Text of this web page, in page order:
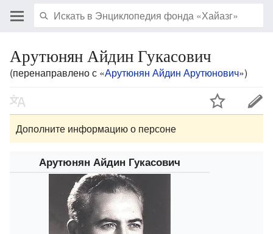
Арутюнян Айдин Гукасович
(перенаправлено с «Арутюнян Айдин Арутюнович»)
Дополните информацию о персоне
Арутюнян Айдин Гукасович